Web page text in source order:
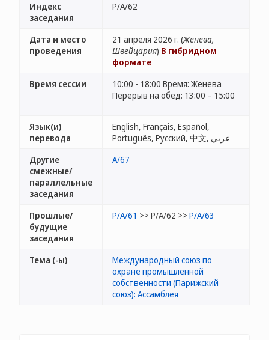
Индекс
заседания
P/A/62
Дата и место
проведения
21 апреля 2026 г. (Женева,
Швейцария) В гибридном
формате
Время сессии
10:00 - 18:00 Время: Женева
Перерыв на обед: 13:00 – 15:00
Язык(и)
перевода
English, Français, Español,
Português, Русский, 中文, عربي
Другие
смежные/
параллельные
заседания
A/67
Прошлые/
будущие
заседания
P/A/61 >> P/A/62 >> P/A/63
Тема (-ы)
Международный союз по
охране промышленной
собственности (Парижский
союз): Ассамблея